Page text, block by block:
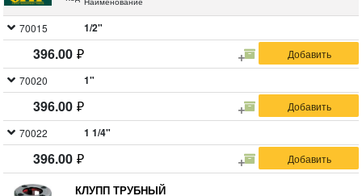
70015 1/2"
396.00
70020 1"
396.00
70022 1 1/4"
396.00
КЛУПП ТРУБНЫЙ